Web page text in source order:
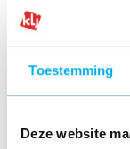
Toestemming
Deze website
Deel hier je